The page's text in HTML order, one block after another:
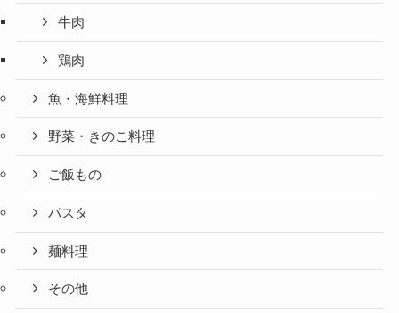
牛肉
鶏肉
魚・海鮮料理
野菜・きのこ料理
ご飯もの
パスタ
麺料理
その他